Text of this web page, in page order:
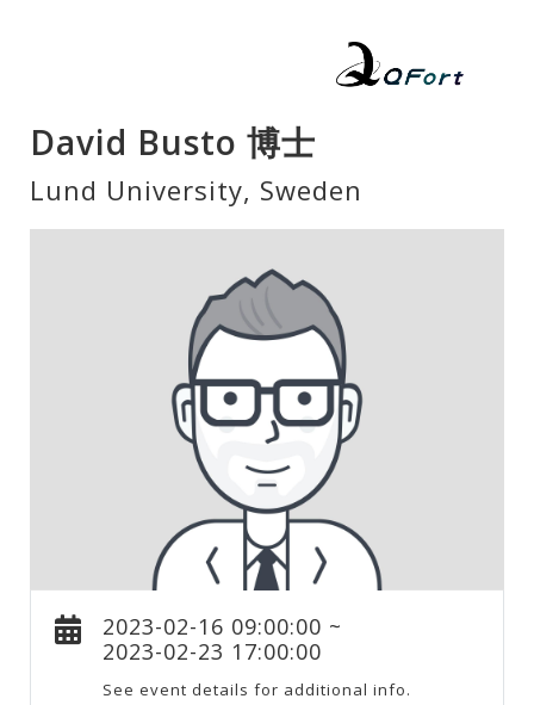
David Busto 博士
Lund University, Sweden
2023-02-16 09:00:00 ~
2023-02-23 17:00:00
See event details for additional info.